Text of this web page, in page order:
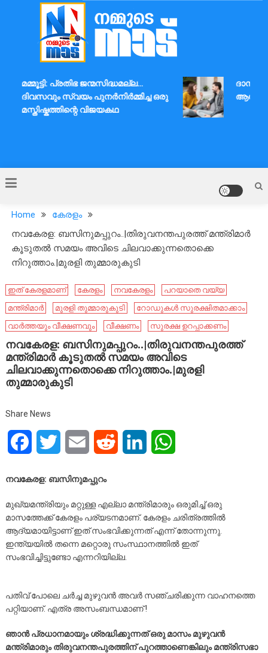
മമ്മൂട്ടി: പ്രതിഭ ജന്മസിദ്ധമല്ല…
ദിവസവും സ്വയം പുനർനിർമ്മിച്ച ഒരു
മസ്തിഷ്കത്തിന്റെ വിജയകഥ
Home
കേരളം
നവകേരള: ബസിനുമപ്പുറം..|തിരുവനന്തപുരത്ത് മന്ത്രിമാർ
കൂടുതൽ സമയം അവിടെ ചിലവാക്കുന്നതൊക്കെ
നിറുത്താം.|മുരളി തുമ്മാരുകുടി
ഇത് കേരളമാണ് കേരളം നവകേരളം
പറയാതെ വയ്യ
മന്ത്രിമാർ
മുരളി തുമ്മാരുകുടി
റോഡുകൾ സുരക്ഷിതമാക്കാം
വാർത്തയും വീക്ഷണവും
വീക്ഷണം സുരക്ഷ ഉറപ്പാക്കണം
നവകേരള: ബസിനുമപ്പുറം..|തിരുവനന്തപുരത്ത്
മന്ത്രിമാർ കൂടുതൽ സമയം അവിടെ
ചിലവാക്കുന്നതൊക്കെ നിറുത്താം.|മുരളി
തുമ്മാരുകുടി
Share News
FacebookTwitter Email Reddit LinkedIn
നവകേരള: ബസിനുമപ്പുറം
മുഖ്യമന്ത്രിയും മറ്റുള്ള എല്ലാ മന്ത്രിമാരും ഒരുമിച്ച് ഒരു
മാസത്തേക്ക് കേരളം പര്യടനമാണ്. കേരളം ചരിത്രത്തിൽ
ആദ്യമായിട്ടാണ് ഇത് സംഭവിക്കുന്നത് എന്ന് തോന്നുന്നു.
ഇന്ത്യയിൽ തന്നെ മറ്റൊരു സംസ്ഥാനത്തിൽ ഇത്
സംഭവിച്ചിട്ടുണ്ടോ എന്നറിയില്ല.
പതിവ് പോലെ ചർച്ച മുഴുവൻ അവർ സഞ്ചരിക്കുന്ന വാഹനത്തെ
പറ്റിയാണ്. എത്ര അസംബന്ധമാണ് !
ഞാൻ പ്രധാനമായും ശ്രദ്ധിക്കുന്നത് ഒരു മാസം മുഴുവൻ
മന്ത്രിമാരും തിരുവനന്തപുരത്തിന് പുറത്താണെങ്കിലും മന്ത്രിസഭാ